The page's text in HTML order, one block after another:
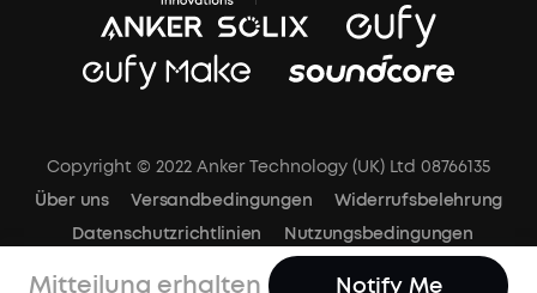
Mitteilung erhalten Notify Me
Copyright © 2022 Anker Technology (UK) Ltd 08766135
Über uns
Versandbedingungen
Widerrufsbelehrung
Datenschutzrichtlinien
Nutzungsbedingungen
Cookies-Mitteilung
Cookie-Einstellungen